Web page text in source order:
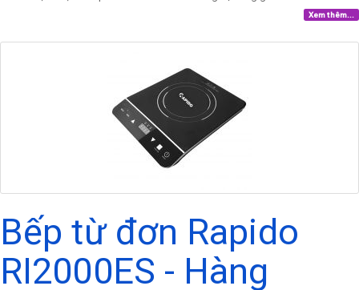
Xem thêm...
Bếp từ đơn Rapido
RI2000ES - Hàng